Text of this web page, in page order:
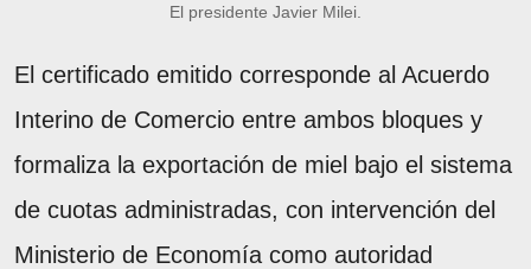
El presidente Javier Milei.
El certificado emitido corresponde al Acuerdo
Interino de Comercio entre ambos bloques y
formaliza la exportación de miel bajo el sistema
de cuotas administradas, con intervención del
Ministerio de Economía como autoridad